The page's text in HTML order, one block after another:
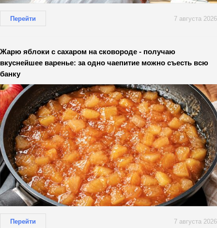
Перейти 7 августа 2026
Жарю яблоки с сахаром на сковороде - получаю
вкуснейшее варенье: за одно чаепитие можно съесть всю
банку
Перейти 7 августа 2026